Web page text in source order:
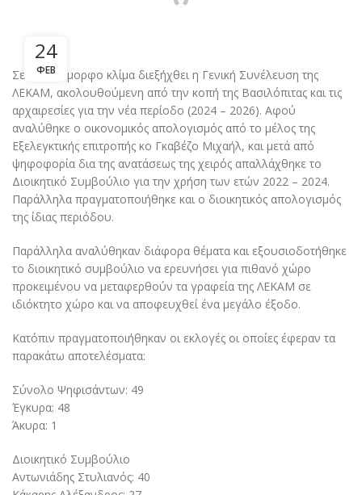
24
ΦΕΒ
Σε πολύ όμορφο κλίμα διεξήχθει η Γενική Συνέλευση της
ΛΕΚΑΜ, ακολουθούμενη από την κοπή της Βασιλόπιτας και τις
αρχαιρεσίες για την νέα περίοδο (2024 – 2026). Αφού
αναλύθηκε ο οικονομικός απολογισμός από το μέλος της
Εξελεγκτικής επιτροπής κο Γκαβέζο Μιχαήλ, και μετά από
ψηφοφορία δια της ανατάσεως της χειρός απαλλάχθηκε το
Διοικητικό Συμβούλιο για την χρήση των ετών 2022 – 2024.
Παράλληλα πραγματοποιήθηκε και ο διοικητικός απολογισμός
της ίδιας περιόδου.
Παράλληλα αναλύθηκαν διάφορα θέματα και εξουσιοδοτήθηκε
το διοικητικό συμβούλιο να ερευνήσει για πιθανό χώρο
προκειμένου να μεταφερθούν τα γραφεία της ΛΕΚΑΜ σε
ιδιόκτητο χώρο και να αποφευχθεί ένα μεγάλο έξοδο.
Κατόπιν πραγματοποιήθηκαν οι εκλογές οι οποίες έφεραν τα
παρακάτω αποτελέσματα:
Σύνολο Ψηφισάντων: 49
Έγκυρα: 48
Άκυρα: 1
Διοικητικό Συμβούλιο
Αντωνιάδης Στυλιανός: 40